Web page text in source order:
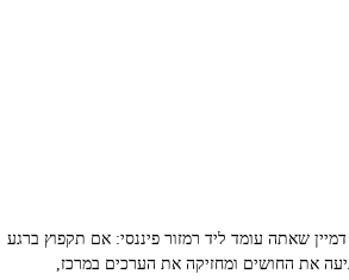
שאתה עומד ליד רמזור פיננסי: אם תקפוץ ברגע
את החושים ומחזיקה את הערכים במרכז,